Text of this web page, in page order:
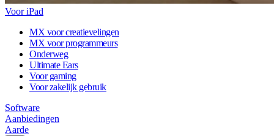
Voor iPad
MX voor creatievelingen
MX voor programmeurs
Onderweg
Ultimate Ears
Voor gaming
Voor zakelijk gebruik
Software
Aanbiedingen
Aarde